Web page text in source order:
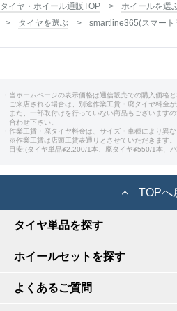
タイヤ・ホイール通販TOP ホイールを選
タイヤを選ぶ
smartline365(スマート
・当ホームページの表示価格は通信販売での購入価格と
ご来店される場合は、別途作業工賃・廃タイヤ料金
また、一部取付けを行っていない商品もございます
合わせ下さい。
・作業工賃・廃タイヤ料金は、サイズ・車種により異な
※作業工賃は店頭工賃表通りとさせていただきます。
目安:(タイヤ単品¥2,200/1本、廃タイヤ¥550/1本、
TOPへ
タイヤ単品を探す
ホイールセットを探す
よくあるご質問